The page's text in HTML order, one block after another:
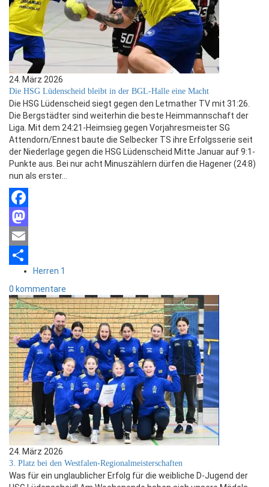
24. März 2026
Die HSG Lüdenscheid bleibt in der BGL-Halle eine Macht
Die HSG Lüdenscheid siegt gegen den Letmather TV mit 31:26.
Die Bergstädter sind weiterhin die beste Heimmannschaft der
Liga. Mit dem 24:21-Heimsieg gegen Vorjahresmeister SG
Attendorn/Ennest baute die Selbecker TS ihre Erfolgsserie seit
der Niederlage gegen die HSG Lüdenscheid Mitte Januar auf 9:1-
Punkte aus. Bei nur acht Minuszählern dürfen die Hagener (24:8)
nun als erster…
Facebook
Mastodon
Email
Teilen Herren 1
0 kommentare
24. März 2026
3. Platz bei den Westfalen-Regionalmeisterschaften
Was für ein unglaublicher Erfolg für die weibliche D-Jugend der